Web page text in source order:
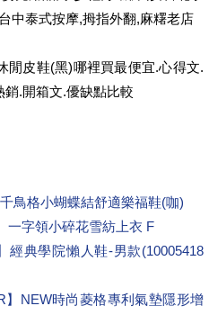
中泰式按摩,拇指外翻,麻糬老店
閒皮鞋(黑)哪裡買最便宜.心得文.
.開箱文.優缺點比較
鳥格小蝴蝶結舒適樂福鞋(咖)
一字領小碎花雪紡上衣 F
經典學院懶人鞋-男款(10005418
】NEW時尚菱格專利氣墊隱形增